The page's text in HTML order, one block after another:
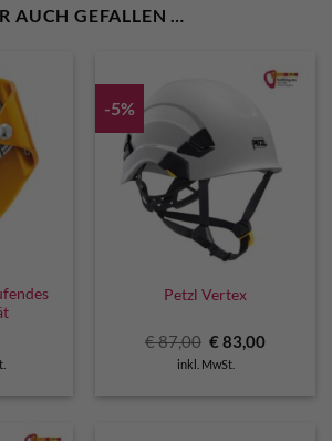
AUCH GEFALLEN …
-5%
Petzl Vertex
€87,00 Ursprünglicher
Preis
war:
€83,00
inkl. MwSt.